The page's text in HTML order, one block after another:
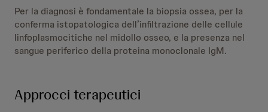
Per la diagnosi è fondamentale la biopsia ossea, per la
conferma istopatologica dell’infiltrazione delle cellule
linfoplasmocitiche nel midollo osseo, e la presenza nel
sangue periferico della proteina monoclonale IgM.
Approcci terapeutici